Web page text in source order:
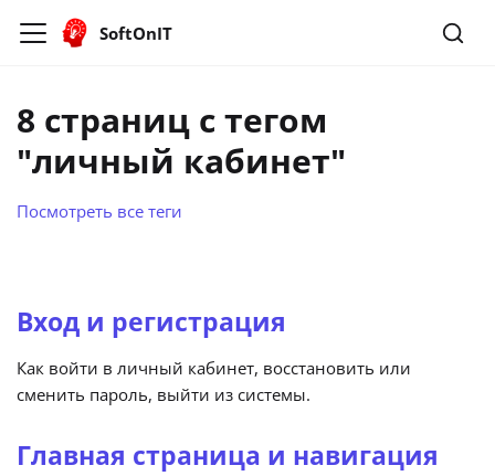
SoftOnIT
8 страниц с тегом
"личный кабинет"
Посмотреть все теги
Вход и регистрация
Как войти в личный кабинет, восстановить или
сменить пароль, выйти из системы.
Главная страница и навигация